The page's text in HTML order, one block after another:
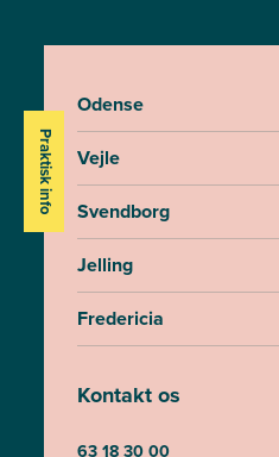
Praktisk info
Odense
Vejle
Svendborg
Jelling
Fredericia
Kontakt os
63 18 30 00